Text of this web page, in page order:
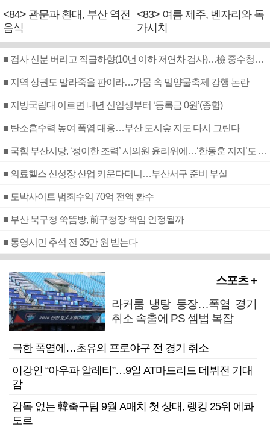
<84> 관문과 환대, 부산 역전
음식
<83> 여름 제주, 벤자리와 독
가시치
■ 검사 신분 버리고 직급하향(10년 이하 저연차 검사)…檢 중수청행 기피
■ 지역 상권도 말라죽을 판이라…가뭄 속 밀양물축제 강행 논란
■ 지방국립대 이르면 내년 신입생부터 ‘등록금 0원’(종합)
■ 탄소흡수력 높여 폭염 대응…부산 도시숲 지도 다시 그린다
■ 국힘 부산시당, ‘정이한 조력’ 시의원 윤리위에…‘한동훈 지지’도 신고접수
■ 의료헬스 신성장 산업 키운다더니…부산서구 준비 부실
■ 도박사이트 범죄수익 70억 전액 환수
■ 부산 북구청 쑥뜸방, 前구청장 책임 인정될까
■ 통영시민 추석 전 35만 원 받는다
스포츠 +
라커룸 냉탕 등장…폭염 경기
취소 속출에 PS 셈법 복잡
극한 폭염에…초유의 프로야구 전 경기 취소
이강인 “아우파 알레티”…9일 AT마드리드 데뷔전 기대
감
감독 없는 韓축구팀 9월 A매치 첫 상대, 랭킹 25위 에콰
도르